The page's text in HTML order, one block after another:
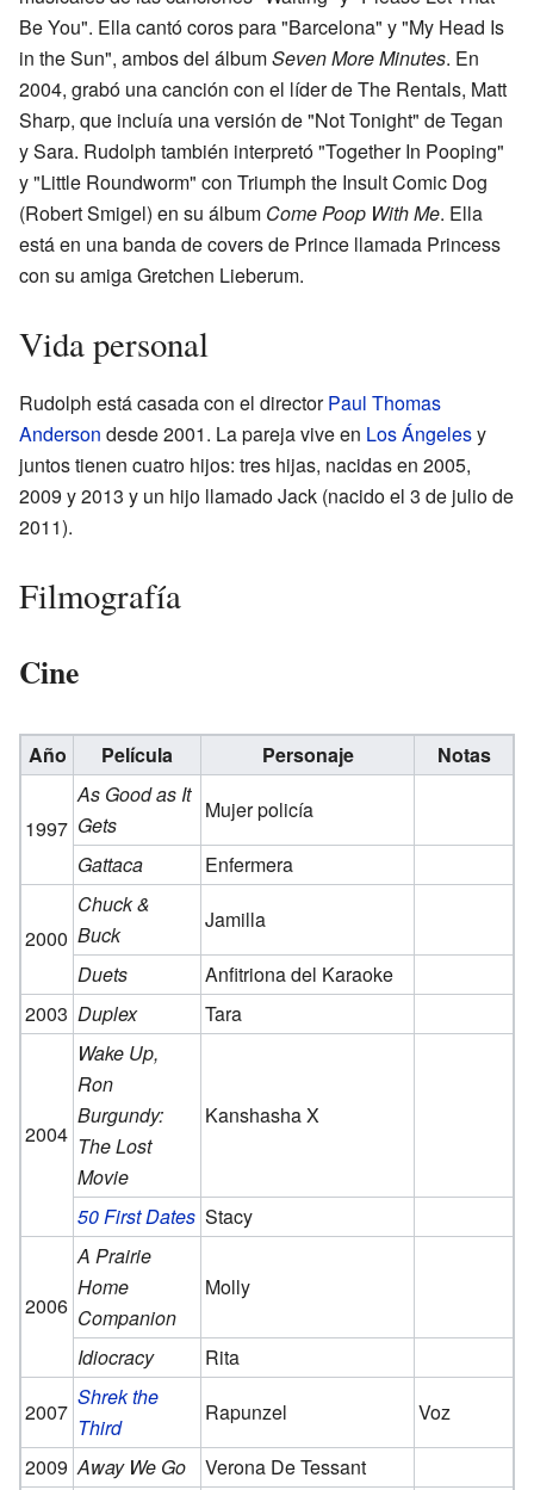
Be You". Ella cantó coros para "Barcelona" y "My Head Is
in the Sun", ambos del álbumSeven More Minutes. En
2004, grabó una canción con el líder de The Rentals, Matt
Sharp, que incluía una versión de "Not Tonight" de Tegan
y Sara. Rudolph también interpretó "Together In Pooping"
y "Little Roundworm" con Triumph the Insult Comic Dog
(Robert Smigel) en su álbum Come Poop With Me. Ella
está en una banda de covers de Prince llamada Princess
con su amiga Gretchen Lieberum.
Vida personal
Rudolph está casada con el directorPaul Thomas
Anderson desde 2001. La pareja vive en Los Ángelesy
juntos tienen cuatro hijos: tres hijas, nacidas en 2005,
2009 y 2013 y un hijo llamado Jack (nacido el 3 de julio de
2011).
Filmografía
Cine
Año Película Personaje Notas
1997
As Good as It
Gets
Mujer policía
Gattaca
Enfermera
2000
Chuck &
Buck
Jamilla
Duets
Anfitriona del Karaoke
2003 Duplex Tara
2004
Wake Up,
Ron
Burgundy:
The Lost
Movie
Kanshasha X
50 First Dates Stacy
2006
A Prairie
Home
Companion
Molly
Idiocracy
Rita
2007
Shrek the
Third
Rapunzel
Voz
2009 Away We Go Verona De Tessant